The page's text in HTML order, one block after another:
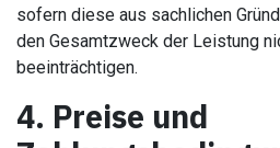
sofern diese aus sachlichen
den Gesamtzweck der Leistung
beeinträchtigen.
4. Preise und